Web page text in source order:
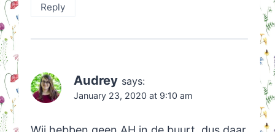
Reply
Audrey says:
January 23, 2020 at 9:10 am